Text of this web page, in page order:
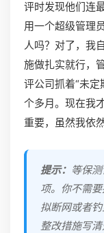
评时发现他们连
用一个超级管理
人吗？对了，我
施做扎实就行，
评公司抓着“未
个多月。现在我
重要，虽然我依
提示： 等保
项。你不需
拟断网或者
整改措施写清